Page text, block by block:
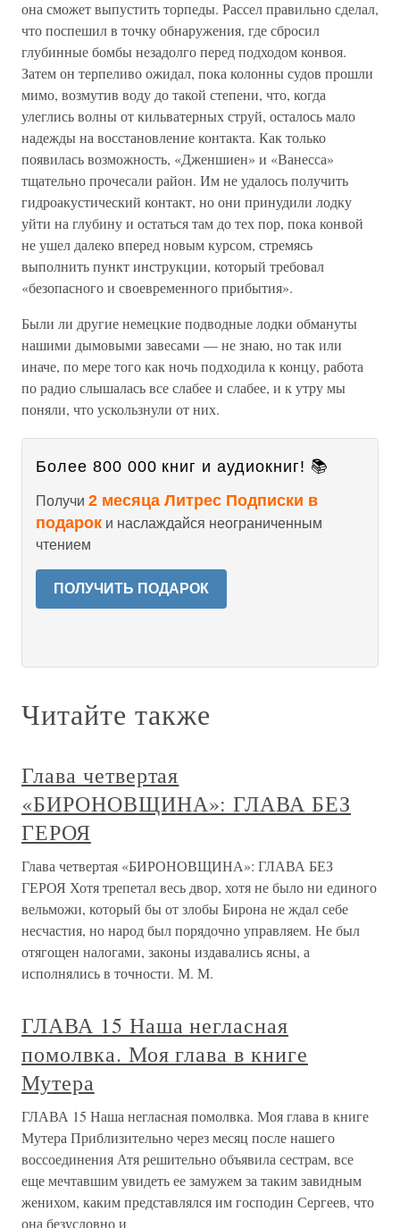
она сможет выпустить торпеды. Рассел правильно сделал,
что поспешил в точку обнаружения, где сбросил
глубинные бомбы незадолго перед подходом конвоя.
Затем он терпеливо ожидал, пока колонны судов прошли
мимо, возмутив воду до такой степени, что, когда
улеглись волны от кильватерных струй, осталось мало
надежды на восстановление контакта. Как только
появилась возможность, «Дженшиен» и «Ванесса»
тщательно прочесали район. Им не удалось получить
гидроакустический контакт, но они принудили лодку
уйти на глубину и остаться там до тех пор, пока конвой
не ушел далеко вперед новым курсом, стремясь
выполнить пункт инструкции, который требовал
«безопасного и своевременного прибытия».
Были ли другие немецкие подводные лодки обмануты
нашими дымовыми завесами — не знаю, но так или
иначе, по мере того как ночь подходила к концу, работа
по радио слышалась все слабее и слабее, и к утру мы
поняли, что ускользнули от них.
Более 800 000 книг и аудиокниг! 📚
Получи 2 месяца Литрес Подписки в
подарок и наслаждайся неограниченным
чтением
ПОЛУЧИТЬ ПОДАРОК
Читайте также
Глава четвертая
«БИРОНОВЩИНА»: ГЛАВА БЕЗ
ГЕРОЯ
Глава четвертая «БИРОНОВЩИНА»: ГЛАВА БЕЗ
ГЕРОЯ Хотя трепетал весь двор, хотя не было ни единого
вельможи, который бы от злобы Бирона не ждал себе
несчастия, но народ был порядочно управляем. Не был
отягощен налогами, законы издавались ясны, а
исполнялись в точности. М. М.
ГЛАВА 15 Наша негласная
помолвка. Моя глава в книге
Мутера
ГЛАВА 15 Наша негласная помолвка. Моя глава в книге
Мутера Приблизительно через месяц после нашего
воссоединения Атя решительно объявила сестрам, все
еще мечтавшим увидеть ее замужем за таким завидным
женихом, каким представлялся им господин Сергеев, что
она безусловно и